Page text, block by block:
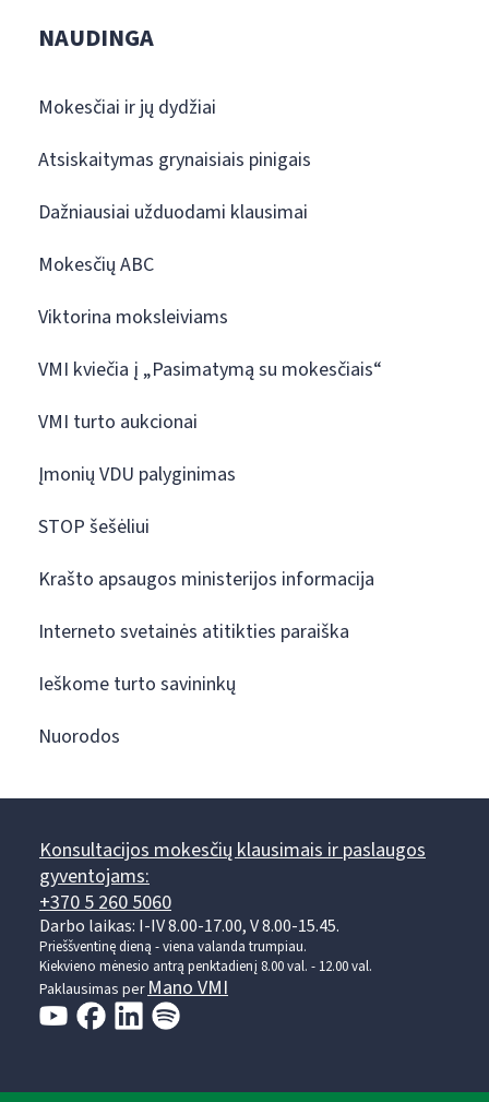
NAUDINGA
Mokesčiai ir jų dydžiai
Atsiskaitymas grynaisiais pinigais
Dažniausiai užduodami klausimai
Mokesčių ABC
Viktorina moksleiviams
VMI kviečia į „Pasimatymą su mokesčiais“
VMI turto aukcionai
Įmonių VDU palyginimas
STOP šešėliui
Krašto apsaugos ministerijos informacija
Interneto svetainės atitikties paraiška
Ieškome turto savininkų
Nuorodos
Konsultacijos mokesčių klausimais ir paslaugos
gyventojams:
+370 5 260 5060
Darbo laikas: I-IV 8.00-17.00, V 8.00-15.45.
Prieššventinę dieną - viena valanda trumpiau.
Kiekvieno mėnesio antrą penktadienį 8.00 val. - 12.00 val.
Paklausimas per Mano VMI